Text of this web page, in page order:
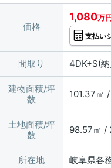
価格
1,080万
支払い
間取り 4DK+S(
建物面積/坪
数
101.37㎡
土地面積/坪
数
98.57㎡ /
所在地 岐阜県各